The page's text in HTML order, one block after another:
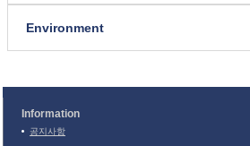
Environment
Information
공지사항